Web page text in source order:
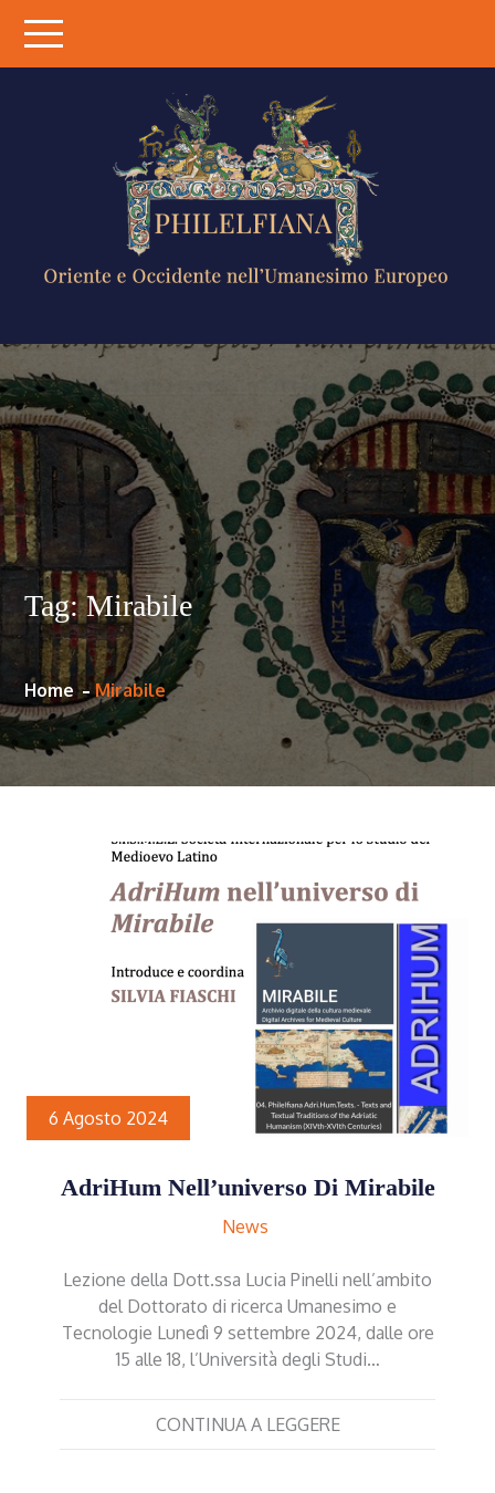
content
OCCIDENTE
NELL'UMANESIMO
EUROPEO
Tag:Mirabile
Home Mirabile
6 Agosto 2024
AdriHum Nell’universo Di Mirabile
News
Lezione della Dott.ssa Lucia Pinelli nell’ambito
del Dottorato di ricerca Umanesimo e
Tecnologie Lunedì 9 settembre 2024, dalle ore
15 alle 18, l’Università degli Studi…
CONTINUA A LEGGERE